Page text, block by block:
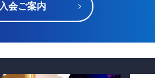
入会ご案内